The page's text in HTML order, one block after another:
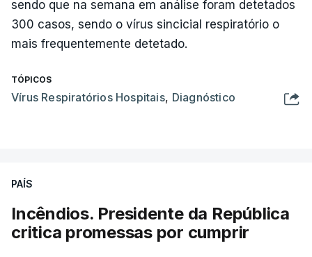
sendo que na semana em análise foram detetados
300 casos, sendo o vírus sincicial respiratório o
mais frequentemente detetado.
TÓPICOS
Vírus Respiratórios Hospitais, Diagnóstico
PAÍS
Incêndios. Presidente da República
critica promessas por cumprir